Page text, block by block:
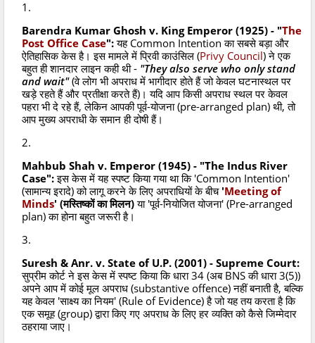
Barendra Kumar Ghosh v. King Emperor (1925) - "The
Post Office Case":यह Common Intention का सबसे बड़ा और
ऐतिहासिक केस है। इस मामले में प्रिवी काउंसिल (Privy Council) ने एक
बहुत ही शानदार लाइन कही थी - "They also serve who only stand
and wait"(वे लोग भी अपराध में भागीदार होते हैं जो केवल घटनास्थल पर
खड़े रहते हैं और प्रतीक्षा करते हैं)। यदि आप किसी अपराध स्थल पर केवल
पहरा भी दे रहे हैं, लेकिन आपकी पूर्व-योजना (pre-arranged plan) थी, तो
आप मुख्य अपराधी के समान ही दोषी हैं।
Mahbub Shah v. Emperor (1945) - "The Indus River
Case":इस केस में यह स्पष्ट किया गया था कि 'Common Intention'
(सामान्य इरादे) को लागू करने के लिए अपराधियों के बीच 'Meeting of
Minds' (मस्तिष्कों का मिलन)या 'पूर्व-नियोजित योजना' (Pre-arranged
plan) का होना बहुत जरूरी है।
Suresh & Anr. v. State of U.P. (2001) - Supreme Court:
सुप्रीम कोर्ट ने इस केस में स्पष्ट किया कि धारा 34 (अब BNS की धारा 3(5))
अपने आप में कोई मूल अपराध (substantive offence) नहीं बनाती है, बल्कि
यह केवल 'साक्ष्य का नियम' (Rule of Evidence) है जो यह तय करता है कि
एक समूह (group) द्वारा किए गए अपराध के लिए हर व्यक्ति को कैसे जिम्मेदार
ठहराया जाए।